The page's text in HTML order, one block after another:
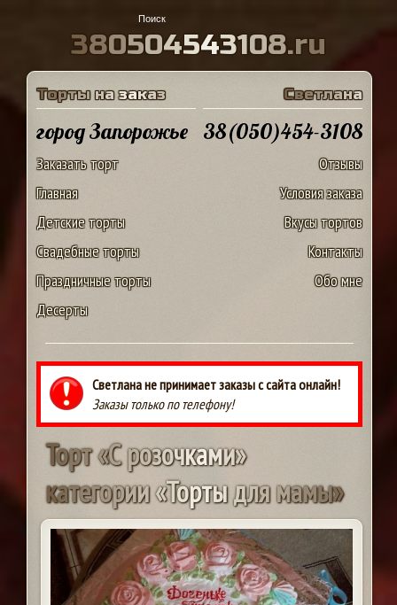
380504543108.ru
Торты на заказ
город Запорожье
Заказать торт
Главная
Детские торты
Свадебные торты
Праздничные торты
Десерты
Светлана
38(050)454-3108
Отзывы
Условия заказа
Вкусы тортов
Контакты
Обо мне
Светлана не принимает заказы с сайта онлайн!
Заказы только по телефону!
Торт«Срозочками»
категории«Тортыдлямамы»